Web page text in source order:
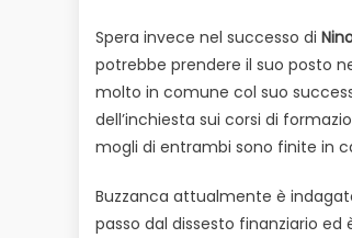
Spera invece nel successo di
potrebbe prendere il suo posto
molto in comune col suo
dell’inchiesta sui corsi di
mogli di entrambi sono finite in
Buzzanca attualmente è
passo dal dissesto finanziario